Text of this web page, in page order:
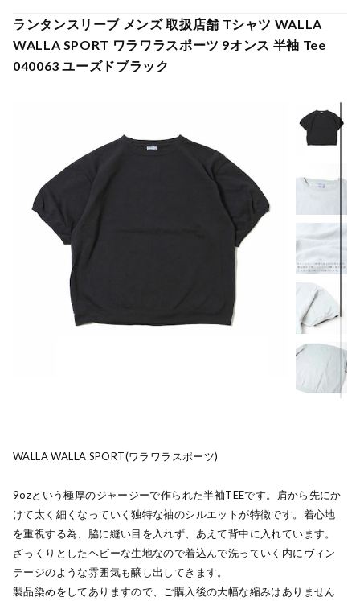
ランタンスリーブ メンズ 取扱店舗 Tシャツ WALLA
WALLA SPORT ワラワラスポーツ 9オンス 半袖 Tee
040063 ユーズドブラック
WALLA WALLA SPORT(ワラワラスポーツ)
9ozという極厚のジャージーで作られた半袖TEEです。肩から先にか
けて太く細くなっていく独特な袖のシルエットが特徴です。着心地
を重視する為、脇に縫い目を入れず、あえて背中に入れています。
ざっくりとしたヘビーな生地なので着込んで洗っていく内にヴィン
テージのような雰囲気も醸し出してきます。
製品染めをしてありますので、ご購入後の大幅な縮みはありません